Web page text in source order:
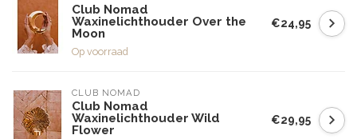
Club Nomad
Waxinelichthouder Over the
Moon
Op voorraad
€24,95
CLUB NOMAD
Club Nomad
Waxinelichthouder Wild
Flower
€29,95